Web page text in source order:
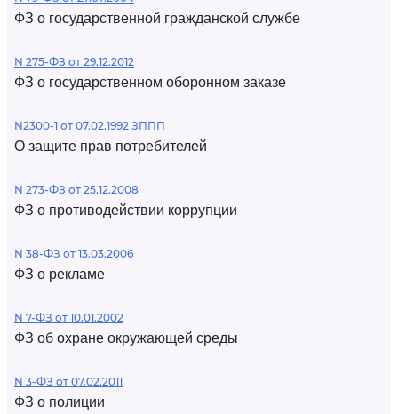
ФЗ о государственной гражданской службе
N 275-ФЗ от 29.12.2012
ФЗ о государственном оборонном заказе
N2300-1 от 07.02.1992 ЗППП
О защите прав потребителей
N 273-ФЗ от 25.12.2008
ФЗ о противодействии коррупции
N 38-ФЗ от 13.03.2006
ФЗ о рекламе
N 7-ФЗ от 10.01.2002
ФЗ об охране окружающей среды
N 3-ФЗ от 07.02.2011
ФЗ о полиции